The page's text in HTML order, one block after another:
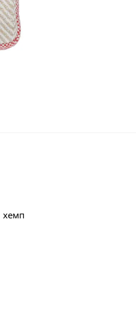
хемп